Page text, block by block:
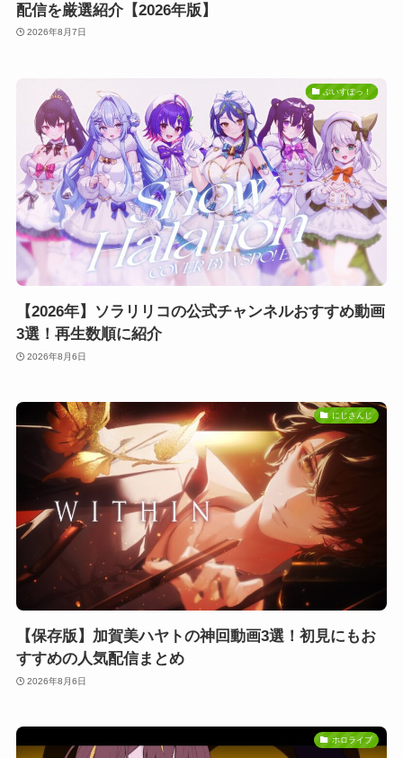
配信を厳選紹介【2026年版】
2026年8月7日
ぶいすぽっ！
【2026年】ソラリリコの公式チャンネルおすすめ動画
3選！再生数順に紹介
2026年8月6日
にじさんじ
【保存版】加賀美ハヤトの神回動画3選！初見にもお
すすめの人気配信まとめ
2026年8月6日
ホロライブ